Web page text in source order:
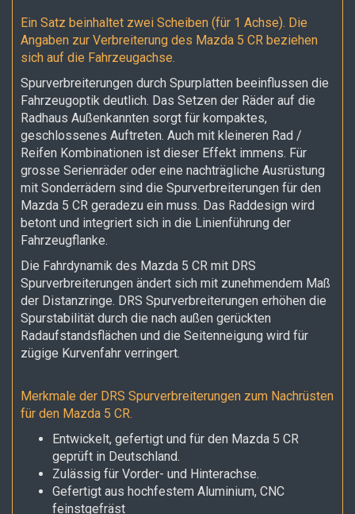
Ein Satz beinhaltet zwei Scheiben (für 1 Achse). Die
Angaben zur Verbreiterung des Mazda 5 CR beziehen
sich auf die Fahrzeugachse.
Spurverbreiterungen durch Spurplatten beeinflussen die
Fahrzeugoptik deutlich. Das Setzen der Räder auf die
Radhaus Außenkannten sorgt für kompaktes,
geschlossenes Auftreten. Auch mit kleineren Rad /
Reifen Kombinationen ist dieser Effekt immens. Für
grosse Serienräder oder eine nachträgliche Ausrüstung
mit Sonderrädern sind die Spurverbreiterungen für den
Mazda 5 CR geradezu ein muss. Das Raddesign wird
betont und integriert sich in die Linienführung der
Fahrzeugflanke.
Die Fahrdynamik des Mazda 5 CR mit DRS
Spurverbreiterungen ändert sich mit zunehmendem Maß
der Distanzringe. DRS Spurverbreiterungen erhöhen die
Spurstabilität durch die nach außen gerückten
Radaufstandsflächen und die Seitenneigung wird für
zügige Kurvenfahr verringert.
Merkmale der DRS Spurverbreiterungen zum Nachrüsten
für den Mazda 5 CR.
Entwickelt, gefertigt und für den Mazda 5 CR
geprüft in Deutschland.
Zulässig für Vorder- und Hinterachse.
Gefertigt aus hochfestem Aluminium, CNC
feinstgefräst